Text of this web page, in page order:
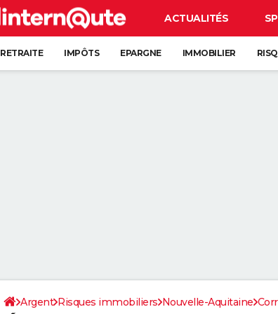
ACTUALITÉS
RETRAITE IMPÔTS EPARGNE IMMOBILIER
Argent Risques immobiliers Nouvelle-Aquitaine